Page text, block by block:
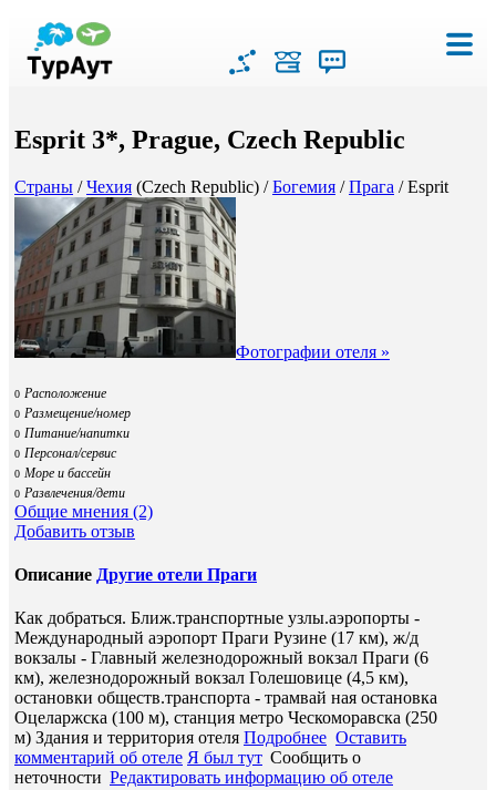
Esprit 3*, Prague, Czech Republic
Страны /Чехия (Czech Republic) /Богемия /Прага / Esprit
Фотографии отеля »
0 Расположение
0 Размещение/номер
0 Питание/напитки
0 Персонал/сервис
0 Море и бассейн
0 Развлечения/дети
Общие мнения (2)
Добавить отзыв
Описание Другие отели Праги
Как добраться. Ближ.транспортные узлы.аэропорты -
Международный аэропорт Праги Рузине (17 км), ж/д
вокзалы - Главный железнодорожный вокзал Праги (6
км), железнодорожный вокзал Голешовице (4,5 км),
остановки обществ.транспорта - трамвай ная остановка
Оцеларжска (100 м), станция метро Ческоморавска (250
м) Здания и территория отеля Подробнее Оставить
комментарий об отеле Я был тут Сообщить о
неточности Редактировать информацию об отеле